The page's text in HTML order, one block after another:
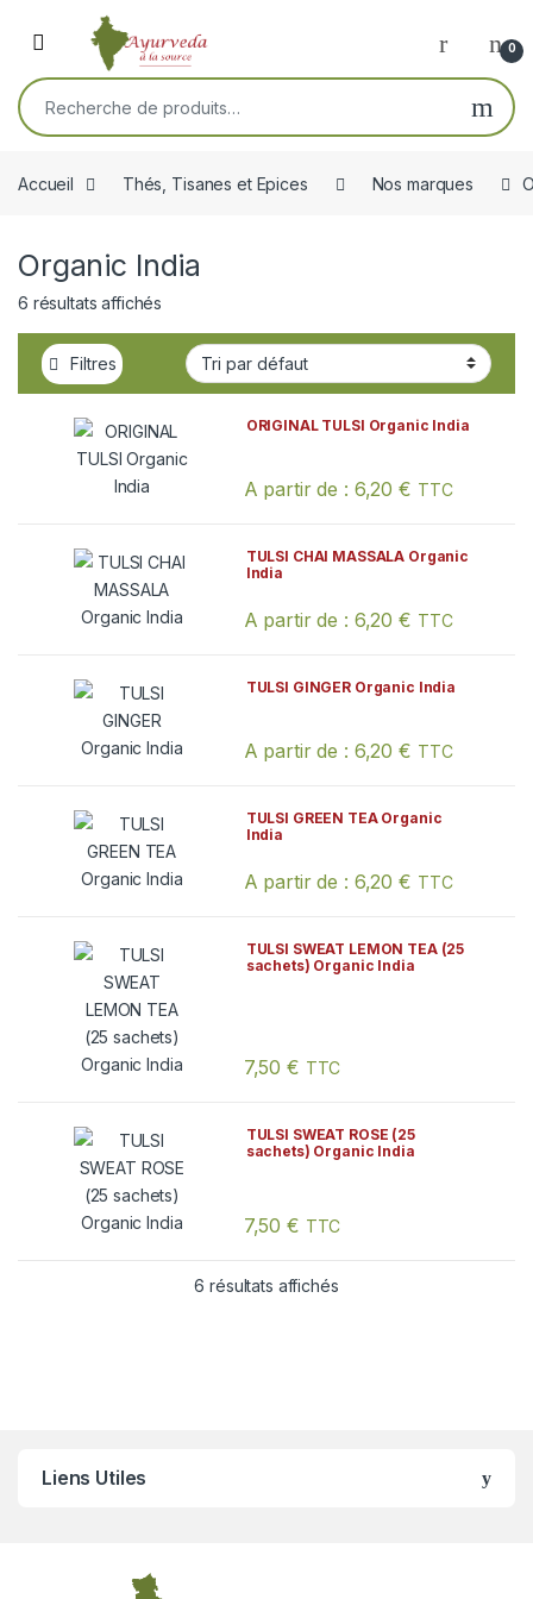
Skip to navigation
Skip to content
Open 0
Recherche pour :
Accueil Thés, Tisanes et Epices Nos marques
Organic India
6 résultats affichés
Filtres
ORIGINAL TULSI Organic India
A partir de : 6,20€ TTC
Ce produit a plusieurs variations.
TULSI CHAI MASSALA Organic
India
A partir de : 6,20€ TTC
Ce produit a plusieurs variations.
TULSI GINGER Organic India
A partir de : 6,20€ TTC
Ce produit a plusieurs variations.
TULSI GREEN TEA Organic
India
A partir de : 6,20€ TTC
Ce produit a plusieurs variations.
TULSI SWEAT LEMON TEA (25
sachets) Organic India
7,50 € TTC
TULSI SWEAT ROSE (25
sachets) Organic India
7,50 € TTC
6 résultats affichés
Liens Utiles